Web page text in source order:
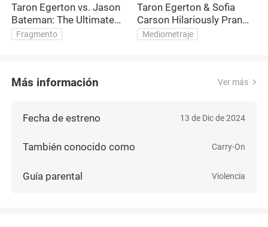
Taron Egerton vs. Jason
Bateman: The Ultimate
Face-Off
Fragmento
Taron Egerton & Sofia
Carson Hilariously Prank
Sinqua Walls
Mediometraje
Más información Ver más
Fecha de estreno 13 de Dic de 2024
También conocido como Carry-On
Guía parental Violencia